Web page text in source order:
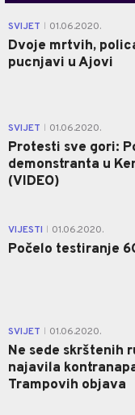
SVIJET 01.06.2020.
Dvoje mrtvih,
pucnjavi u Ajovi
SVIJET 01.06.2020.
Protesti sve gori:
demonstranta u
(VIDEO)
VIJESTI 01.06.2020.
Počelo testiranje
SVIJET 01.06.2020.
Ne sede skrštenih
najavila
Trampovih objava